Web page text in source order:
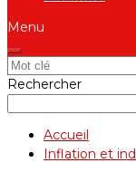
Menu
Rechercher:
Rechercher
Accueil
Inflation et